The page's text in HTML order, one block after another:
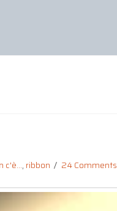
c'è..., ribbon 24 Comments